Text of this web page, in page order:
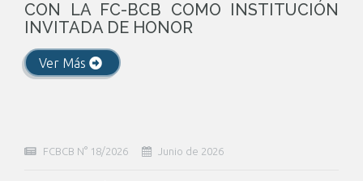
CON LA FC-BCB COMO INSTITUCIÓN
INVITADA DE HONOR
Ver Más
FCBCB N° 18/2026 Junio de 2026